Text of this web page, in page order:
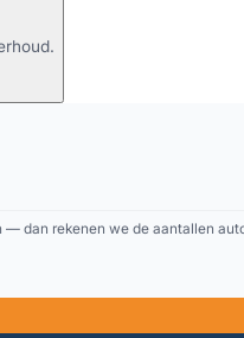
— dan rekenen we de aantallen